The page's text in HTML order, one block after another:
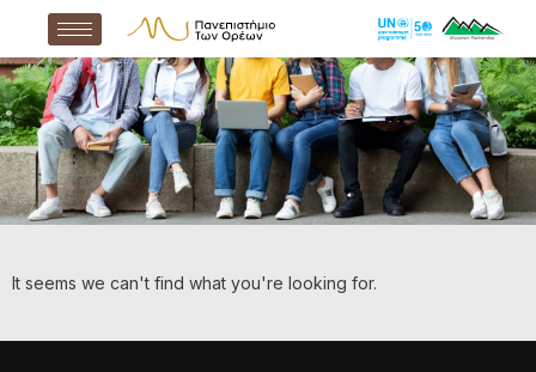
It seems we can't find what you're looking for.